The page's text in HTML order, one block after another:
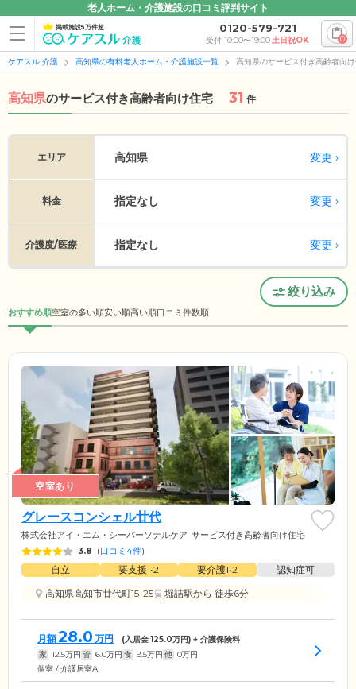
老人ホーム・介護施設の口コミ評判サイト
掲載施設5万件超 0120-579-721
受付 10:00〜19:00土日祝OK 0
ケアスル 介護 高知県の有料老人ホーム・介護施設一覧 高知県のサービス付き高齢者向
高知県のサービス付き高齢者向け住宅 31 件
エリア 高知県 変更
料金 指定なし 変更
介護度/医療 指定なし 変更
絞り込み
おすすめ順空室の多い順安い順高い順口コミ件数順
空室あり
グレースコンシェル廿代
株式会社アイ・エム・シーパーソナルケア サービス付き高齢者向け住宅
3.8 (口コミ4件)
自立 要支援1•2 要介護1•2
認知症可
高知県高知市廿代町15-25
堀詰駅から 徒歩6分
月額28.0 万円 (入居金125.0万円) + 介護保険料
家 12.5万円 管 6.0万円 食 9.5万円 他 0万円
個室 / 介護居室A